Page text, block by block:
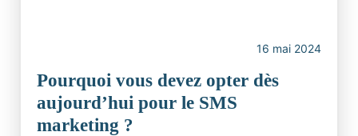
16 mai 2024
Pourquoi vous devez opter dès
aujourd’hui pour le SMS
marketing ?